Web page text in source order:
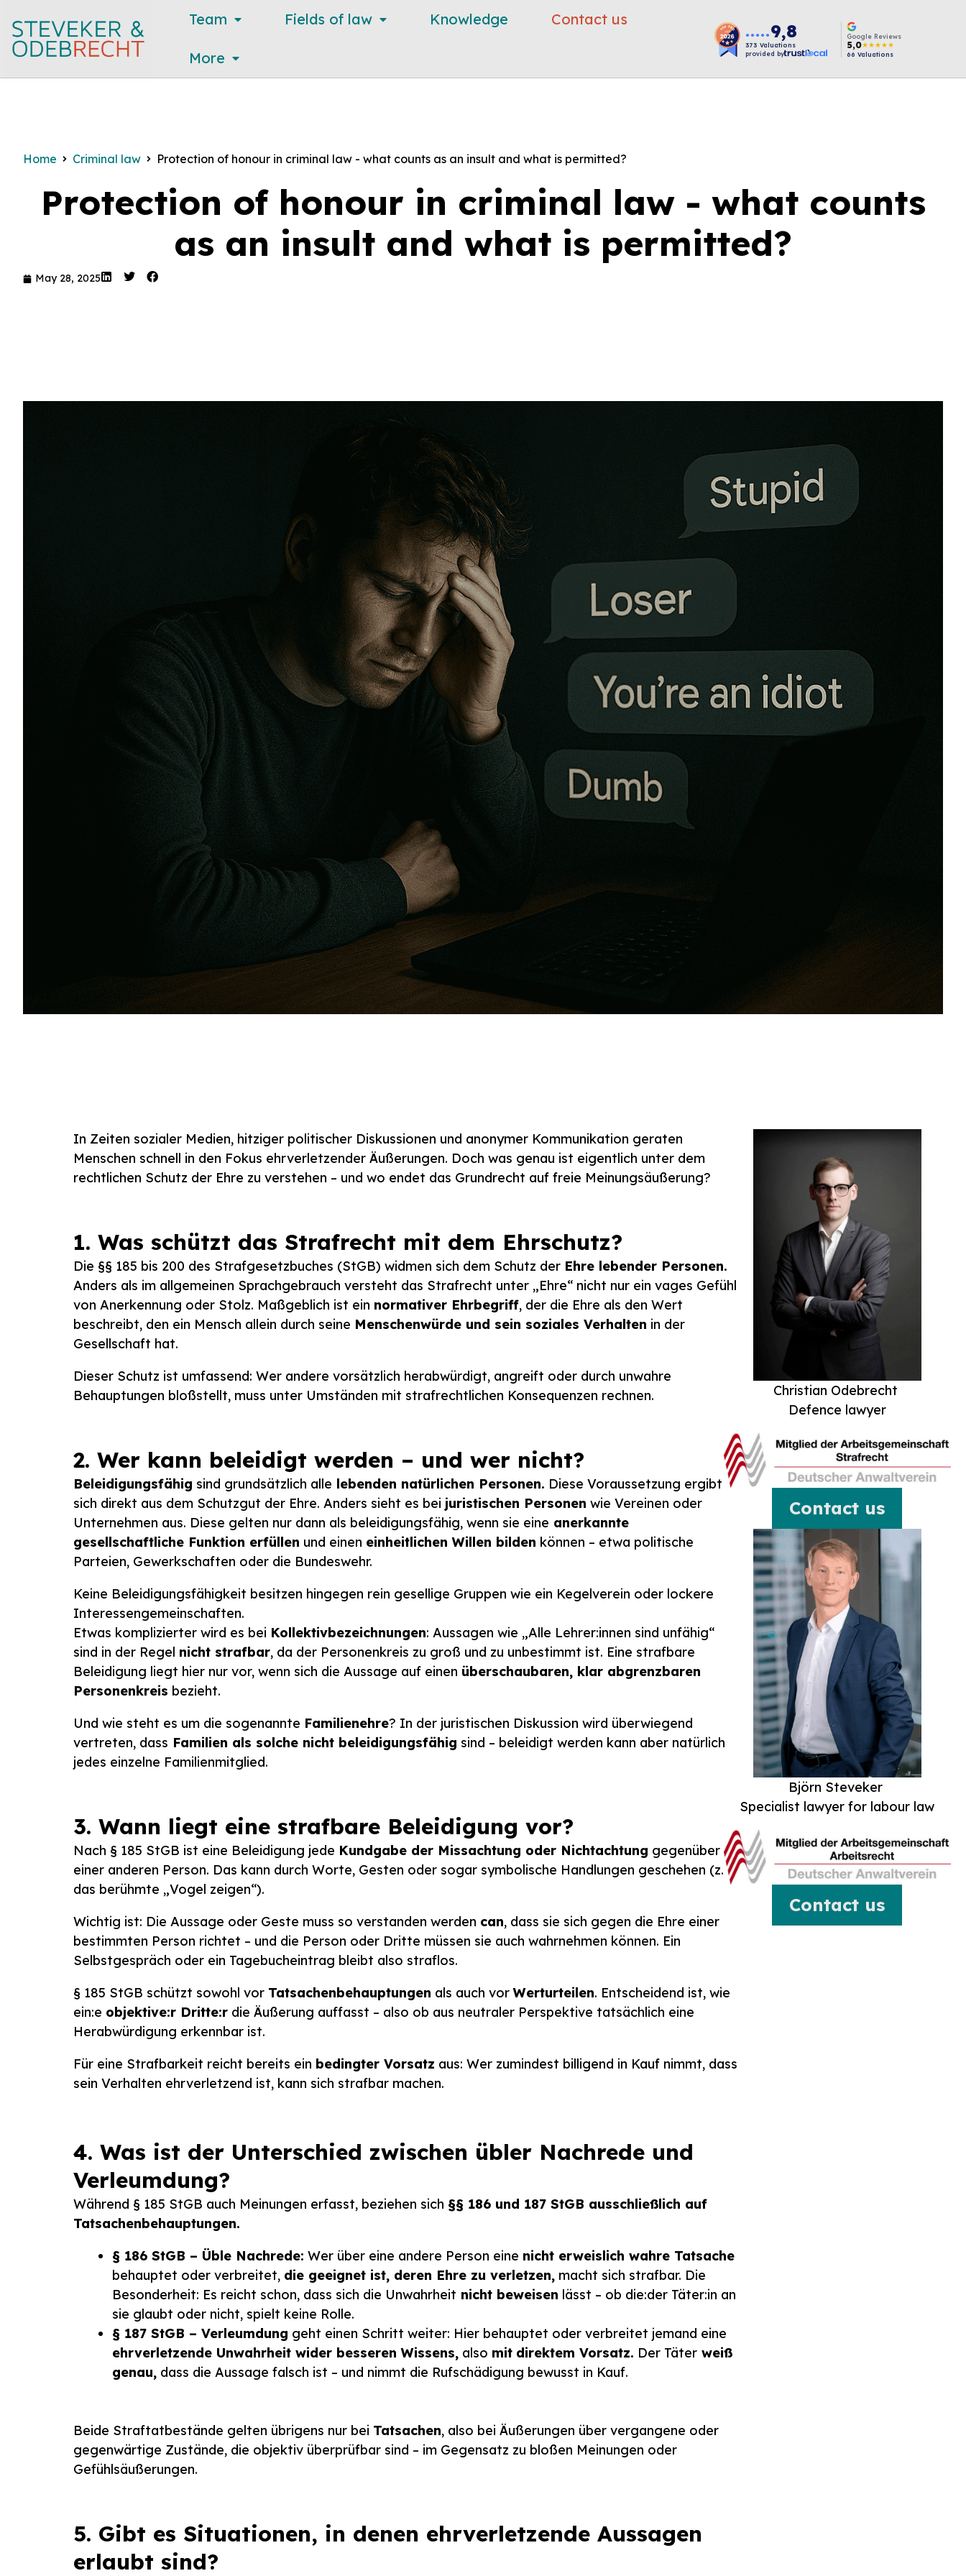
Team Fields of law Knowledge Contact us
More
●●●●● 9,8
373 Valuations
provided by
Google Reviews
5,0★★★★★
66 Valuations
Home Criminal law Protection of honour in criminal law - what counts as an insult and what is permitted?
Protection of honour in criminal law - what counts
as an insult and what is permitted?
May 28, 2025
In Zeiten sozialer Medien, hitziger politischer Diskussionen und anonymer Kommunikation geraten
Menschen schnell in den Fokus ehrverletzender Äußerungen. Doch was genau ist eigentlich unter dem
rechtlichen Schutz der Ehre zu verstehen – und wo endet das Grundrecht auf freie Meinungsäußerung?
1. Was schützt das Strafrecht mit dem Ehrschutz?
Die §§ 185 bis 200 des Strafgesetzbuches (StGB) widmen sich dem Schutz der Ehre lebender Personen.
Anders als im allgemeinen Sprachgebrauch versteht das Strafrecht unter „Ehre“ nicht nur ein vages Gefühl
von Anerkennung oder Stolz. Maßgeblich ist ein normativer Ehrbegriff, der die Ehre als den Wert
beschreibt, den ein Mensch allein durch seine Menschenwürde und sein soziales Verhalten in der
Gesellschaft hat.
Dieser Schutz ist umfassend: Wer andere vorsätzlich herabwürdigt, angreift oder durch unwahre
Behauptungen bloßstellt, muss unter Umständen mit strafrechtlichen Konsequenzen rechnen.
2. Wer kann beleidigt werden – und wer nicht?
Beleidigungsfähig sind grundsätzlich alle lebenden natürlichen Personen. Diese Voraussetzung ergibt
sich direkt aus dem Schutzgut der Ehre. Anders sieht es bei juristischen Personen wie Vereinen oder
Unternehmen aus. Diese gelten nur dann als beleidigungsfähig, wenn sie eine anerkannte
gesellschaftliche Funktion erfüllen und einen einheitlichen Willen bilden können – etwa politische
Parteien, Gewerkschaften oder die Bundeswehr.
Keine Beleidigungsfähigkeit besitzen hingegen rein gesellige Gruppen wie ein Kegelverein oder lockere
Interessengemeinschaften.
Etwas komplizierter wird es bei Kollektivbezeichnungen: Aussagen wie „Alle Lehrer:innen sind unfähig“
sind in der Regel nicht strafbar, da der Personenkreis zu groß und zu unbestimmt ist. Eine strafbare
Beleidigung liegt hier nur vor, wenn sich die Aussage auf einen überschaubaren, klar abgrenzbaren
Personenkreis bezieht.
Und wie steht es um die sogenannte Familienehre? In der juristischen Diskussion wird überwiegend
vertreten, dass Familien als solche nicht beleidigungsfähig sind – beleidigt werden kann aber natürlich
jedes einzelne Familienmitglied.
3. Wann liegt eine strafbare Beleidigung vor?
Nach § 185 StGB ist eine Beleidigung jede Kundgabe der Missachtung oder Nichtachtung gegenüber
einer anderen Person. Das kann durch Worte, Gesten oder sogar symbolische Handlungen geschehen (z. B.
das berühmte „Vogel zeigen“).
Wichtig ist: Die Aussage oder Geste muss so verstanden werden can, dass sie sich gegen die Ehre einer
bestimmten Person richtet – und die Person oder Dritte müssen sie auch wahrnehmen können. Ein
Selbstgespräch oder ein Tagebucheintrag bleibt also straflos.
§ 185 StGB schützt sowohl vor Tatsachenbehauptungen als auch vorWerturteilen. Entscheidend ist, wie
ein:e objektive:r Dritte:r die Äußerung auffasst – also ob aus neutraler Perspektive tatsächlich eine
Herabwürdigung erkennbar ist.
Für eine Strafbarkeit reicht bereits ein bedingter Vorsatz aus: Wer zumindest billigend in Kauf nimmt, dass
sein Verhalten ehrverletzend ist, kann sich strafbar machen.
4. Was ist der Unterschied zwischen übler Nachrede und
Verleumdung?
Während § 185 StGB auch Meinungen erfasst, beziehen sich §§ 186 und 187 StGB ausschließlich auf
Tatsachenbehauptungen.
§ 186 StGB – Üble Nachrede: Wer über eine andere Person eine nicht erweislich wahre Tatsache
behauptet oder verbreitet, die geeignet ist, deren Ehre zu verletzen, macht sich strafbar. Die
Besonderheit: Es reicht schon, dass sich die Unwahrheit nicht beweisen lässt – ob die:der Täter:in an
sie glaubt oder nicht, spielt keine Rolle.
§ 187 StGB – Verleumdung geht einen Schritt weiter: Hier behauptet oder verbreitet jemand eine
ehrverletzende Unwahrheit wider besseren Wissens, also mit direktem Vorsatz. Der Täter weiß
genau, dass die Aussage falsch ist – und nimmt die Rufschädigung bewusst in Kauf.
Beide Straftatbestände gelten übrigens nur bei Tatsachen, also bei Äußerungen über vergangene oder
gegenwärtige Zustände, die objektiv überprüfbar sind – im Gegensatz zu bloßen Meinungen oder
Gefühlsäußerungen.
5. Gibt es Situationen, in denen ehrverletzende Aussagen
erlaubt sind?
Christian Odebrecht
Defence lawyer
Contact us
Björn Steveker
Specialist lawyer for labour law
Contact us